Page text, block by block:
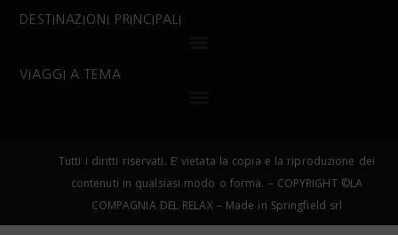
DESTINAZIONI PRINCIPALI
VIAGGI A TEMA
Tutti i diritti riservati. E’ vietata la copia e la riproduzione dei
contenuti in qualsiasi modo o forma. – COPYRIGHT ©LA
COMPAGNIA DEL RELAX – Made in Springfield srl